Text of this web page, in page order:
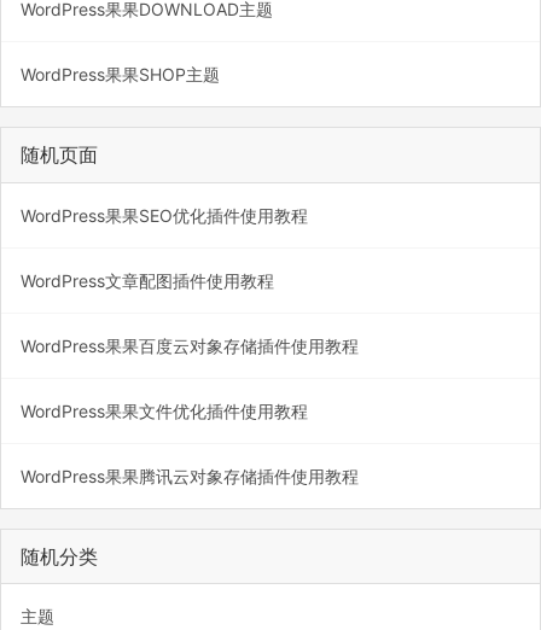
WordPress果果DOWNLOAD主题
WordPress果果SHOP主题
随机页面
WordPress果果SEO优化插件使用教程
WordPress文章配图插件使用教程
WordPress果果百度云对象存储插件使用教程
WordPress果果文件优化插件使用教程
WordPress果果腾讯云对象存储插件使用教程
随机分类
主题